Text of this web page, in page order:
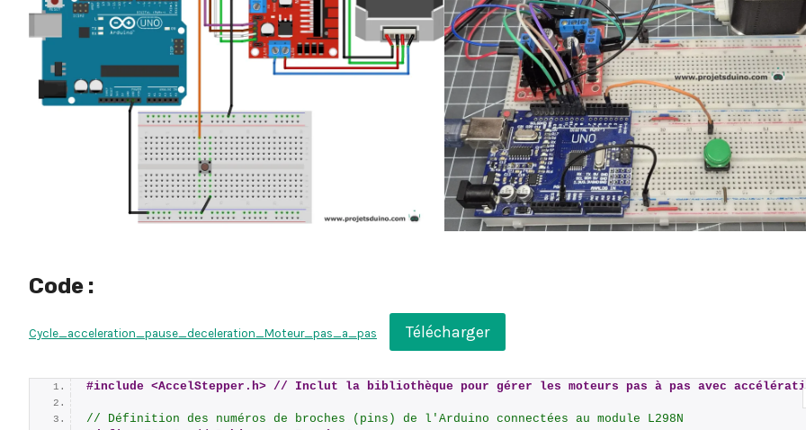
Code :
Cycle_acceleration_pause_deceleration_Moteur_pas_a_pas Télécharger
#include <AccelStepper.h> // Inclut la bibliothèque pour gérer les moteurs pas à pas avec
// Définition des numéros de broches (pins) de l'Arduino connectées au module L298N